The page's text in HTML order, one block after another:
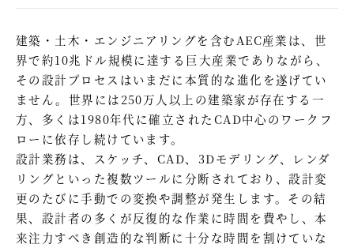
建築・土木・エンジニアリングを含むAEC産業は、世
界で約10兆ドル規模に達する巨大産業でありながら、
その設計プロセスはいまだに本質的な進化を遂げてい
ません。世界には250万人以上の建築家が存在する一
方、多くは1980年代に確立されたCAD中心のワークフ
ローに依存し続けています。
設計業務は、スケッチ、CAD、3Dモデリング、レンダ
リングといった複数ツールに分断されており、設計変
更のたびに手動での変換や調整が発生します。その結
果、設計者の多くが反復的な作業に時間を費やし、本
来注力すべき創造的な判断に十分な時間を割けていな